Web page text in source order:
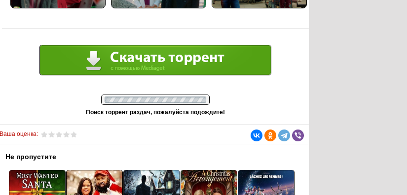
Поиск торрент раздач, пожалуйста подождите!
Ваша оценка:
Не пропустите